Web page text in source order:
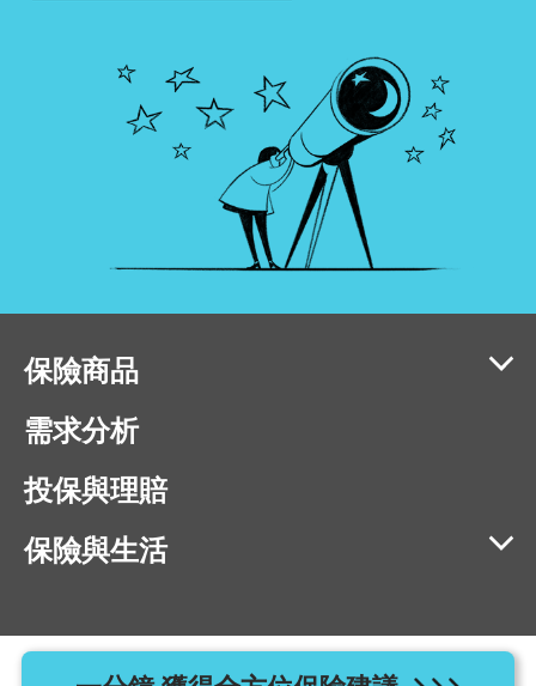
保險商品
需求分析
投保與理賠
保險與生活